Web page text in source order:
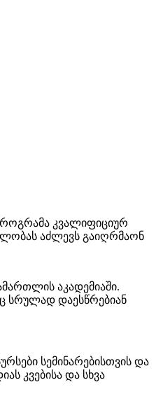
კვალიფიციურ
აძლევს გაიღრმაონ
აკადემიაში.
სრულად დაესწრებიან
სემინარებისთვის და
კვებისა და სხვა